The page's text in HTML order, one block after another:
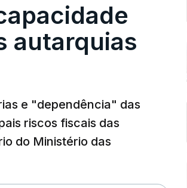
autarquias
e "dependência" das
riscos fiscais das
do Ministério das